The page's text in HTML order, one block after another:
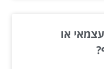
או